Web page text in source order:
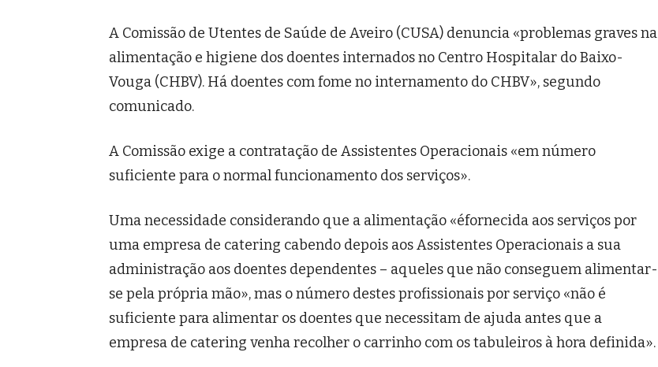
A Comissão de Utentes de Saúde de Aveiro (CUSA) denuncia «problemas graves na
alimentação e higiene dos doentes internados no Centro Hospitalar do Baixo-
Vouga (CHBV). Há doentes com fome no internamento do CHBV», segundo
comunicado.
A Comissão exige a contratação de Assistentes Operacionais «em número
suficiente para o normal funcionamento dos serviços».
Uma necessidade considerando que a alimentação «éfornecida aos serviços por
uma empresa de catering cabendo depois aos Assistentes Operacionais a sua
administração aos doentes dependentes – aqueles que não conseguem alimentar-
se pela própria mão», mas o número destes profissionais por serviço «não é
suficiente para alimentar os doentes que necessitam de ajuda antes que a
empresa de catering venha recolher o carrinho com os tabuleiros à hora definida».